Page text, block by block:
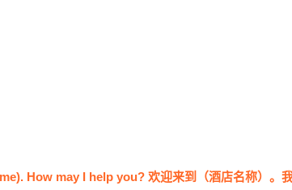
How may I help you? 欢迎来到（酒店名称）。我